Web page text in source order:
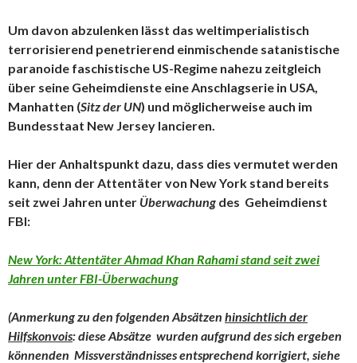
Um davon abzulenken lässt das weltimperialistisch
terrorisierend penetrierend einmischende satanistische
paranoide faschistische US-Regime nahezu zeitgleich
über seine Geheimdienste eine Anschlagserie in USA,
Manhatten (Sitz der UN) und möglicherweise auch im
Bundesstaat New Jersey lancieren.
Hier der Anhaltspunkt dazu, dass dies vermutet werden
kann, denn der Attentäter von New York stand bereits
seit zwei Jahren unter Überwachung des Geheimdienst
FBI:
New York: Attentäter Ahmad Khan Rahami stand seit zwei
Jahren unter FBI-Überwachung
(Anmerkung zu den folgenden Absätzen hinsichtlich der
Hilfskonvois: diese Absätze wurden aufgrund des sich ergeben
könnenden Missverständnisses entsprechend korrigiert, siehe